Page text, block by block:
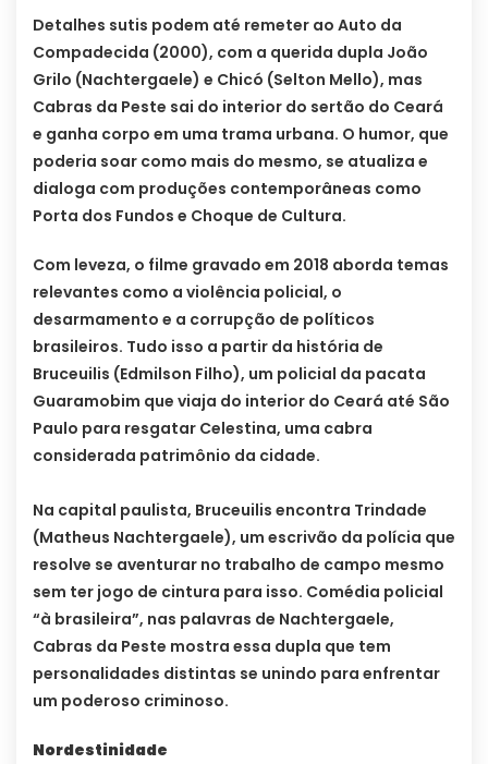
Detalhes sutis podem até remeter ao Auto da
Compadecida (2000), com a querida dupla João
Grilo (Nachtergaele) e Chicó (Selton Mello), mas
Cabras da Peste sai do interior do sertão do Ceará
e ganha corpo em uma trama urbana. O humor, que
poderia soar como mais do mesmo, se atualiza e
dialoga com produções contemporâneas como
Porta dos Fundos e Choque de Cultura.
Com leveza, o filme gravado em 2018 aborda temas
relevantes como a violência policial, o
desarmamento e a corrupção de políticos
brasileiros. Tudo isso a partir da história de
Bruceuilis (Edmilson Filho), um policial da pacata
Guaramobim que viaja do interior do Ceará até São
Paulo para resgatar Celestina, uma cabra
considerada patrimônio da cidade.
Na capital paulista, Bruceuilis encontra Trindade
(Matheus Nachtergaele), um escrivão da polícia que
resolve se aventurar no trabalho de campo mesmo
sem ter jogo de cintura para isso. Comédia policial
“à brasileira”, nas palavras de Nachtergaele,
Cabras da Peste mostra essa dupla que tem
personalidades distintas se unindo para enfrentar
um poderoso criminoso.
Nordestinidade